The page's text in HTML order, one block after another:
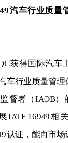
汽车行业质量
获得国际汽车
车行业质量管理
督署（IAOB）
IATF 16949相
认证，能向市